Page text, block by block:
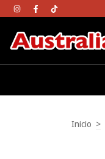
mayores a los $120.000
Inicio >